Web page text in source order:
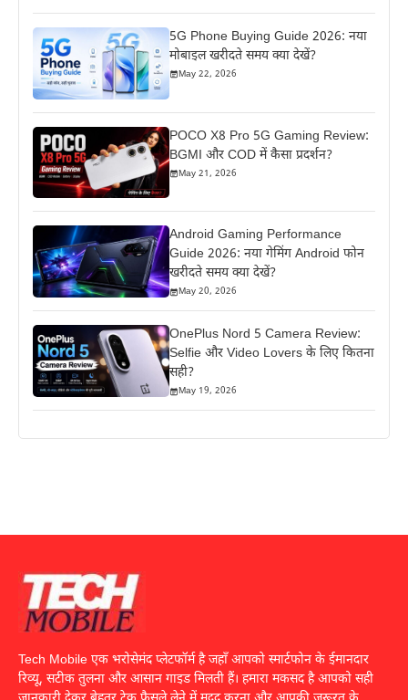
5G Phone Buying Guide 2026: नया
मोबाइल खरीदते समय क्या देखें?
May 22, 2026
POCO X8 Pro 5G Gaming Review:
BGMI और COD में कैसा प्रदर्शन?
May 21, 2026
Android Gaming Performance
Guide 2026: नया गेमिंग Android फोन
खरीदते समय क्या देखें?
May 20, 2026
OnePlus Nord 5 Camera Review:
Selfie और Video Lovers के लिए कितना
सही?
May 19, 2026
Tech Mobile एक भरोसेमंद प्लेटफॉर्म है जहाँ आपको स्मार्टफोन के ईमानदार
रिव्यू, सटीक तुलना और आसान गाइड मिलती हैं। हमारा मकसद है आपको सही